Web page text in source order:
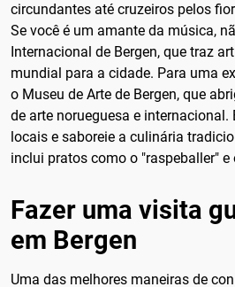
circundantes até cruzeiros pelos
Se você é um amante da música,
Internacional de Bergen, que traz
mundial para a cidade. Para uma
o Museu de Arte de Bergen, que
de arte norueguesa e internacional.
locais e saboreie a culinária
inclui pratos como o "raspeballer" e
Fazer uma visita
em Bergen
Uma das melhores maneiras de